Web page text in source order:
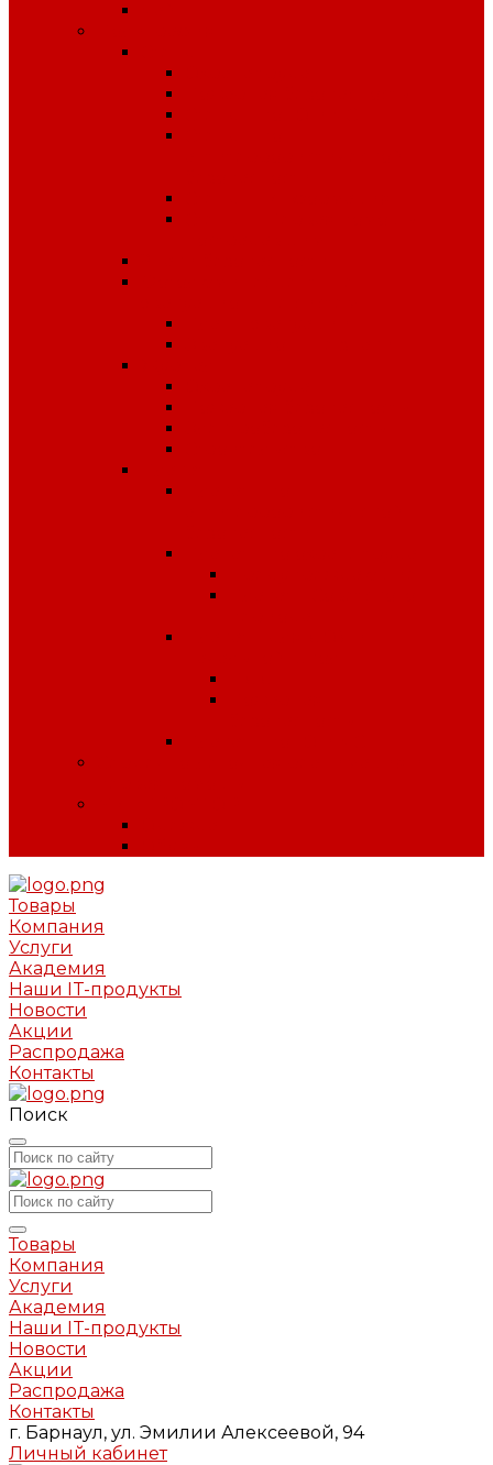
Товары
Компания
Услуги
Академия
Наши IT-продукты
Новости
Акции
Распродажа
Контакты
Поиск
Товары
Компания
Услуги
Академия
Наши IT-продукты
Новости
Акции
Распродажа
Контакты
г. Барнаул, ул. Эмилии Алексеевой, 94
Личный кабинет